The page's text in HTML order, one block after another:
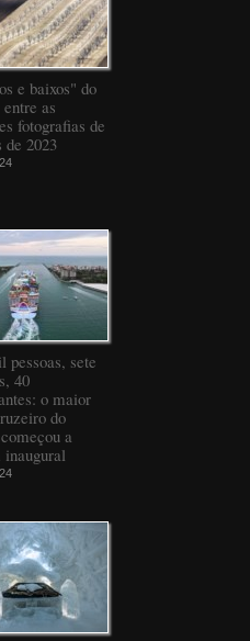
e baixos" do
as
fotografias de
de 2023
pessoas, sete
40
o maior
do
a